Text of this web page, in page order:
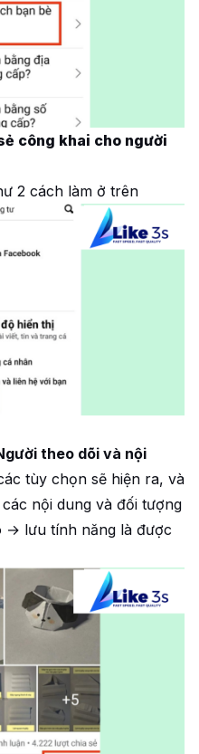
công khai cho người
2 cách làm ở trên
theo dõi và nội
tùy chọn sẽ hiện ra, và
nội dung và đối tượng
→ lưu tính năng là được